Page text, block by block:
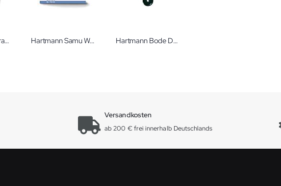
Hartmann Foliodrape Protect Beinschützer Sterilabdeckung Hartmann Samu Wöchnerinnen-Vorlage Hartmann Bode Dosierer
Versandkosten
ab 200 € frei innerhalb Deutschlands